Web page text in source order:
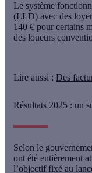
Le système
(LLD) avec des
140 € pour certains
des loueurs
Lire aussi : Des
Résultats 2025 : un
Selon le
ont été entièrement
l’objectif fixé au